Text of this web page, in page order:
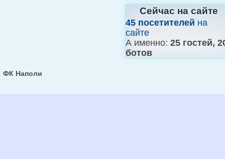
Сейчас на сайте
45 посетителей на
сайте
А именно: 25 гостей,
ботов
ФК Наполи